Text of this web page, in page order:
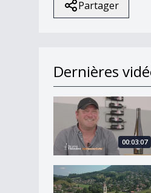
Partager
Dernières
Cave des Curtis
00:03:07
Balade à Saint-Légier